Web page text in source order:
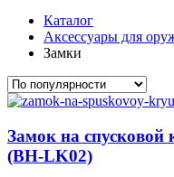
Каталог
Аксессуары для
Замки
Замок на
(BH-LK02)